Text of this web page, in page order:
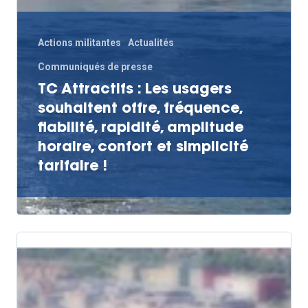
Actions militantes Actualités
Communiqués de presse
TC Attractifs : Les usagers
souhaitent offre, fréquence,
fiabilité, rapidité, amplitude
horaire, confort et simplicité
tarifaire !